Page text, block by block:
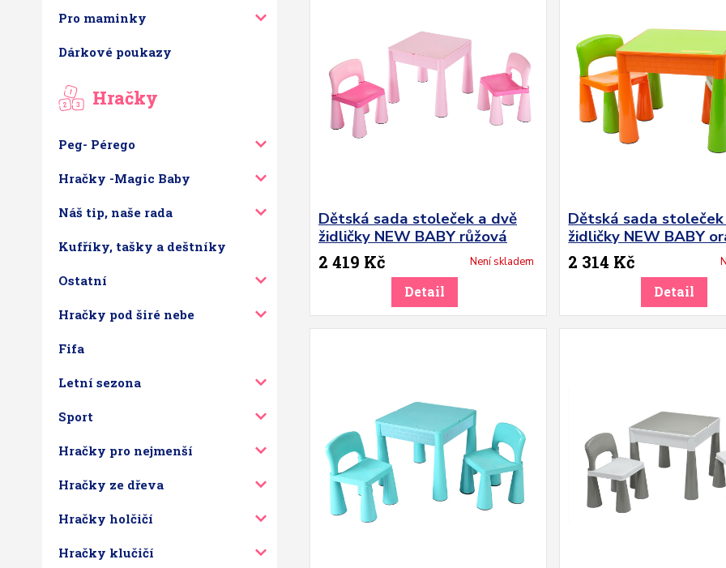
Pro maminky
Dárkové poukazy
Hračky
Peg- Pérego
Hračky -Magic Baby
Náš tip, naše rada
Kufříky, tašky a deštníky
Ostatní
Hračky pod širé nebe
Fifa
Letní sezona
Sport
Hračky pro nejmenší
Hračky ze dřeva
Hračky holčičí
Hračky klučičí
Dětská sada stoleček a dvě
židličky NEW BABY růžová
2 419 Kč
Není skladem
Detail
Dětská sada
židličky NEW BABY
2 314 Kč
Detail